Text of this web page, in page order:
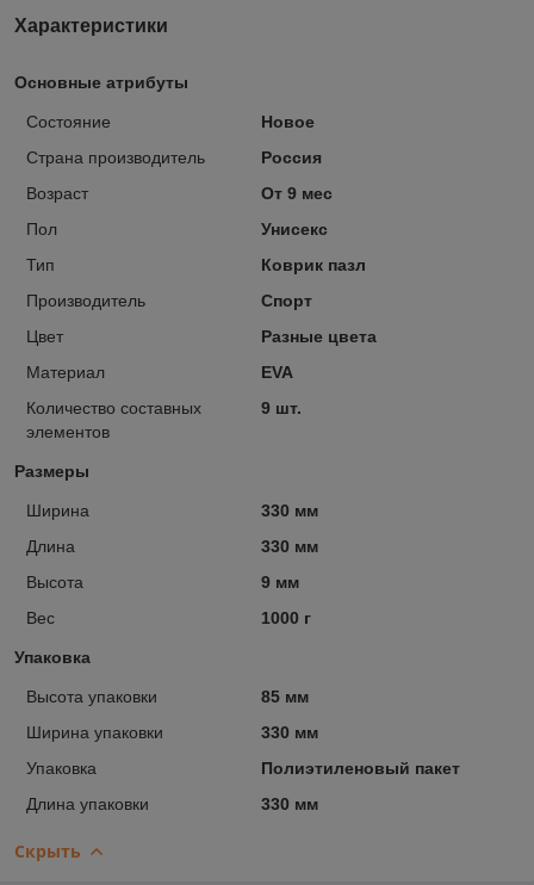
Характеристики
Основные атрибуты
Состояние
Новое
Страна производитель
Россия
Возраст
От 9 мес
Пол
Унисекс
Тип
Коврик пазл
Производитель
Спорт
Цвет
Разные цвета
Материал
EVA
Количество составных
элементов
9 шт.
Размеры
Ширина
330 мм
Длина
330 мм
Высота
9 мм
Вес
1000 г
Упаковка
Высота упаковки
85 мм
Ширина упаковки
330 мм
Упаковка
Полиэтиленовый пакет
Длина упаковки
330 мм
Скрыть